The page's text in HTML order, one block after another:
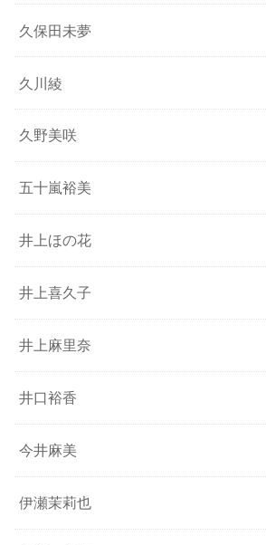
久保田未夢
久川綾
久野美咲
五十嵐裕美
井上ほの花
井上喜久子
井上麻里奈
井口裕香
今井麻美
伊瀬茉莉也